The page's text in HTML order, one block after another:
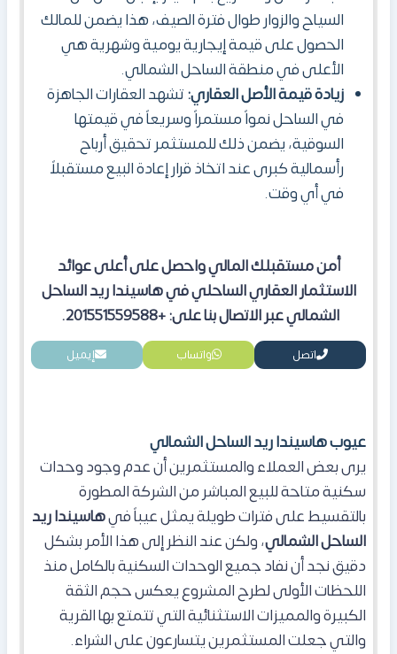
السياح والزوار طوال فترة الصيف، هذا يضمن للمالك
الحصول على قيمة إيجارية يومية وشهرية هي
الأعلى في منطقة الساحل الشمالي.
زيادة قيمة الأصل العقاري:تشهد العقارات الجاهزة
في الساحل نمواً مستمراً وسريعاً في قيمتها
السوقية، يضمن ذلك للمستثمر تحقيق أرباح
رأسمالية كبرى عند اتخاذ قرار إعادة البيع مستقبلاً
في أي وقت.
أمن مستقبلك المالي واحصل على أعلى عوائد
الاستثمار العقاري الساحلي في هاسيندا ريد الساحل
الشمالي عبر الاتصال بنا على: +201551559588.
اتصل واتساب إيميل
عيوب هاسيندا ريد الساحل الشمالي
يرى بعض العملاء والمستثمرين أن عدم وجود وحدات
سكنية متاحة للبيع المباشر من الشركة المطورة
بالتقسيط على فترات طويلة يمثل عيباً فيهاسيندا ريد
الساحل الشمالي، ولكن عند النظر إلى هذا الأمر بشكل
دقيق نجد أن نفاد جميع الوحدات السكنية بالكامل منذ
اللحظات الأولى لطرح المشروع يعكس حجم الثقة
الكبيرة والمميزات الاستثنائية التي تتمتع بها القرية
والتي جعلت المستثمرين يتسارعون على الشراء.